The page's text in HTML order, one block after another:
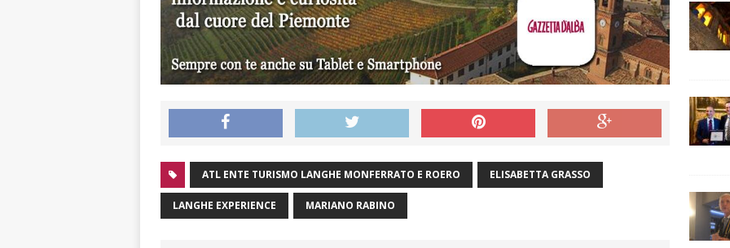
ATL ENTE TURISMO LANGHE MONFERRATO E ROERO ELISABETTA GRASSO
LANGHE EXPERIENCE MARIANO RABINO